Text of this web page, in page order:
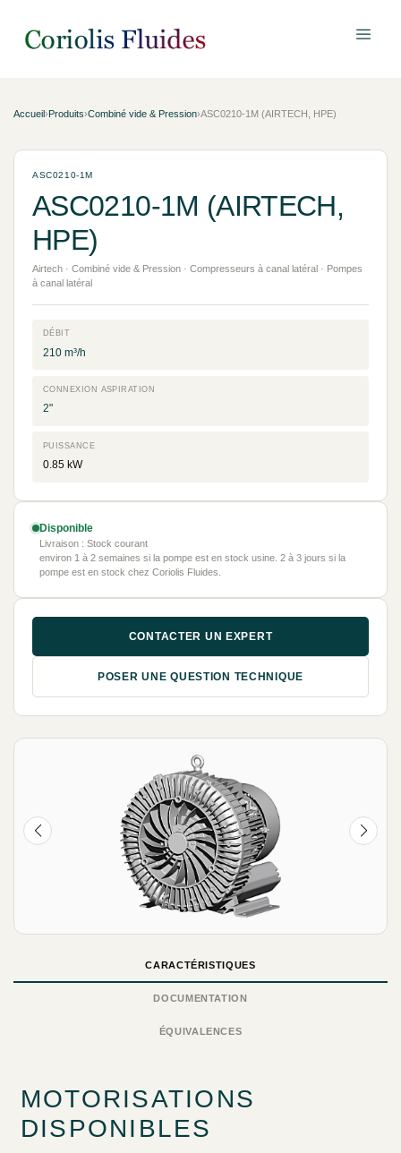
Accueil›Produits›Combiné vide & Pression›ASC0210-1M (AIRTECH, HPE)
CARACTÉRISTIQUES
DOCUMENTATION
ÉQUIVALENCES
MOTORISATIONS
DISPONIBLES
ASC0210-1M
ASC0210-1M (AIRTECH,
HPE)
Airtech · Combiné vide & Pression · Compresseurs à canal latéral · Pompes
à canal latéral
DÉBIT
210 m³/h
CONNEXION ASPIRATION
2"
PUISSANCE
0.85 kW
Disponible
Livraison : Stock courant
environ 1 à 2 semaines si la pompe est en stock usine. 2 à 3 jours si la
pompe est en stock chez Coriolis Fluides.
CONTACTER UN EXPERT
POSER UNE QUESTION TECHNIQUE